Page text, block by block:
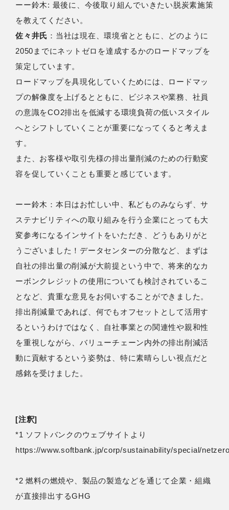
ーー鈴⽊: 最後に、今後取り組んでいきたい脱炭素施策
を教えてください。
佐々井氏 ：当社は現在、環境省とともに、どのように
2050までにネットゼロを達成するかのロードマップを
策定しています。
ロードマップを具現化していくためには、ロードマッ
プの解像度を上げるとともに、ビジネスや業務、社員
の意識をCO2排出を低減する環境負荷の低いスタイル
へとシフトしていくことが重要になってくると考えま
す。
また、お客様や取引先様の排出量削減のための行動変
容を促していくことも重要と感じています。
ーー鈴木：本日はお忙しい中、私どものみならず、サ
ステナビリティへの取り組みを行う企業にとっても大
変参考になるインサイトをいただき、どうもありがと
うございました！データセンターの分散など、まずは
自社の排出量の削減が大前提という中で、将来的なカ
ーボンクレジットの使用についても検討されているこ
となど、貴重な意見をお伺いすることができました。
排出削減量であれば、何でもオフセットとして活用す
るというわけではなく、自社事業との関連性や親和性
を重視しながら、バリューチェーン内外の排出削減活
動に貢献するという姿勢は、特に素晴らしい視点だと
感銘を受けました。
[注釈]
*1 ソフトバンクのウェブサイトより
https://www.softbank.jp/corp/sustainability/special/
*2 燃料の燃焼や、製品の製造などを通じて企業・組織
が直接排出するGHG